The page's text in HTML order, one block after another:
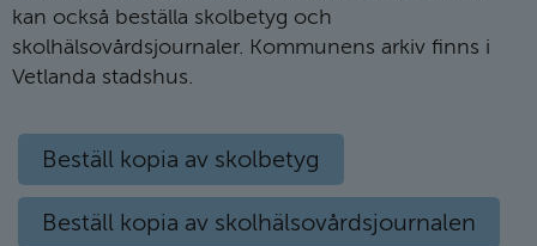
kan också beställa skolbetyg och
skolhälsovårdsjournaler. Kommunens arkiv finns i
Vetlanda stadshus.
Beställ kopia av skolbetyg
Beställ kopia av skolhälsovårdsjournalen